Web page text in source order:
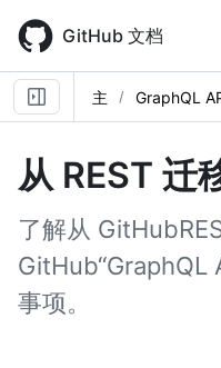
main
content
GitHub 文档
主 GraphQL
从 REST 迁
了解从
GitHub“GraphQL
事项。